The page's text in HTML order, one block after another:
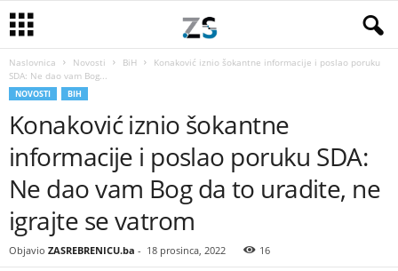
Naslovnica Novosti BiH
Konaković iznio šokantne informacije i poslao poruku
SDA: Ne dao vam Bog...
NOVOSTI BIH
Konaković iznio šokantne
informacije i poslao poruku SDA:
Ne dao vam Bog da to uradite, ne
igrajte se vatrom
Objavio ZASREBRENICU.ba - 18 prosinca, 2022 16